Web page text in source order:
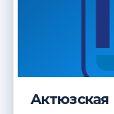
Актюзская